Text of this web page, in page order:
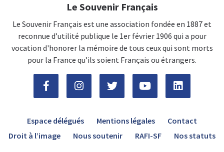
Le Souvenir Français
Le Souvenir Français est une association fondée en 1887 et
reconnue d’utilité publique le 1er février 1906 qui a pour
vocation d'honorer la mémoire de tous ceux qui sont morts
pour la France qu’ils soient Français ou étrangers.
Espace délégués Mentions légales
Contact
Droit à l’image
Nous soutenir RAFI-SF Nos statuts